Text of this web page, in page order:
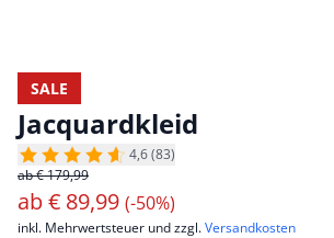
SALE
Jacquardkleid
4,6 (83)
ab € 179,99
ab€ 89,99 (-50%)
inkl. Mehrwertsteuer und zzgl.Versandkosten